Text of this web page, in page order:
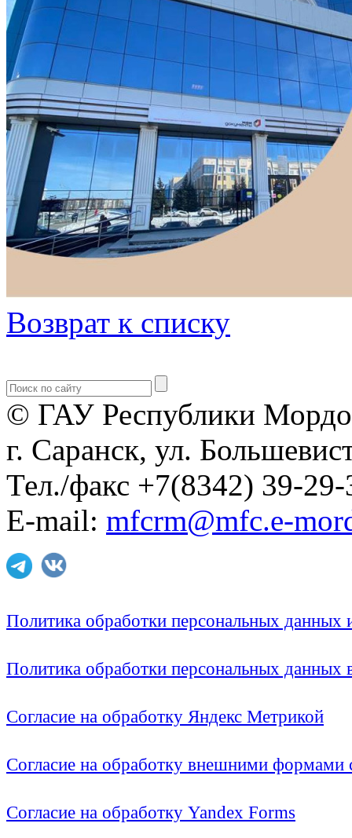
Возврат к списку
© ГАУ Республики
г. Саранск, ул.
Тел./факс +7(8342) 39-29-
E-mail: mfcrm@mfc.e-
Политика обработки персональных
Политика обработки персональных
Согласие на обработку Яндекс Метрикой
Согласие на обработку внешними формами
Согласие на обработку Yandex Forms